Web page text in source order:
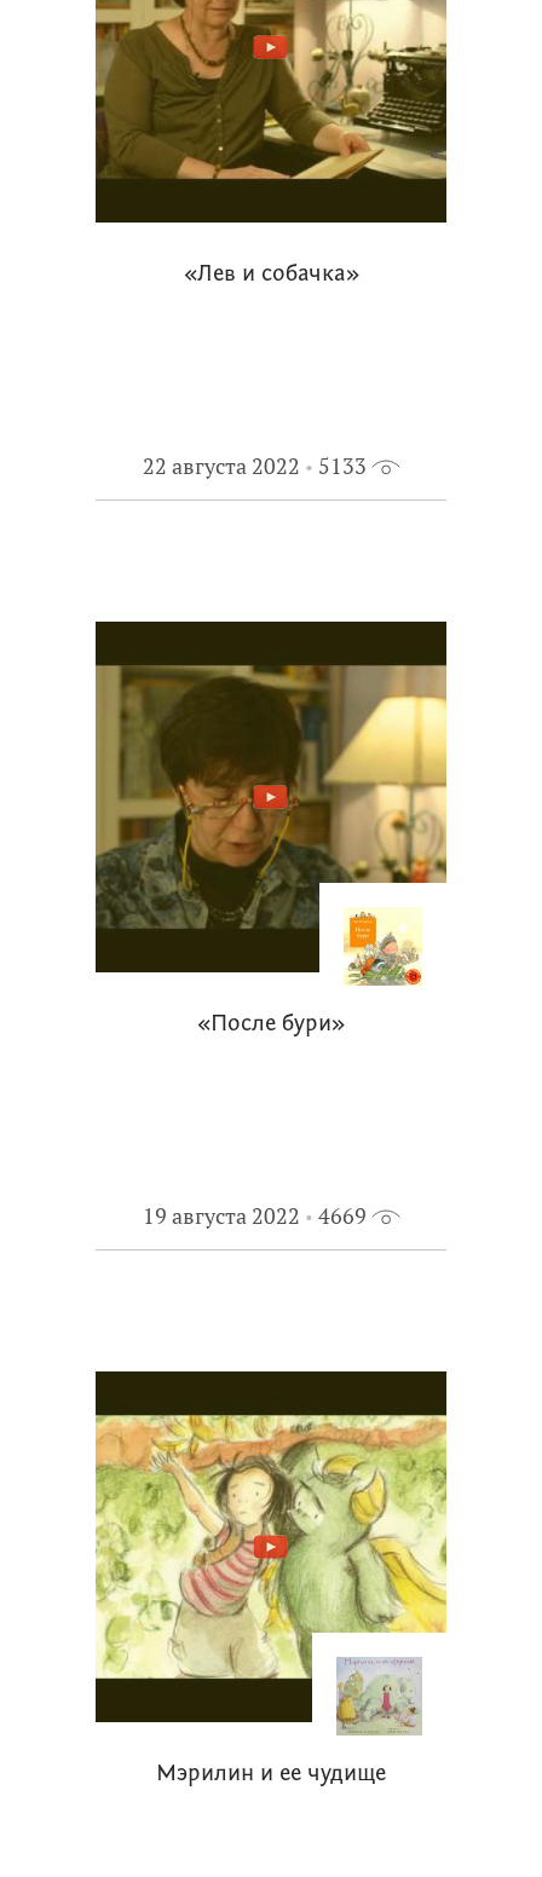
«Лев и собачка»
22 августа 2022 5133
«После бури»
19 августа 2022 4669
Мэрилин и ее чудище